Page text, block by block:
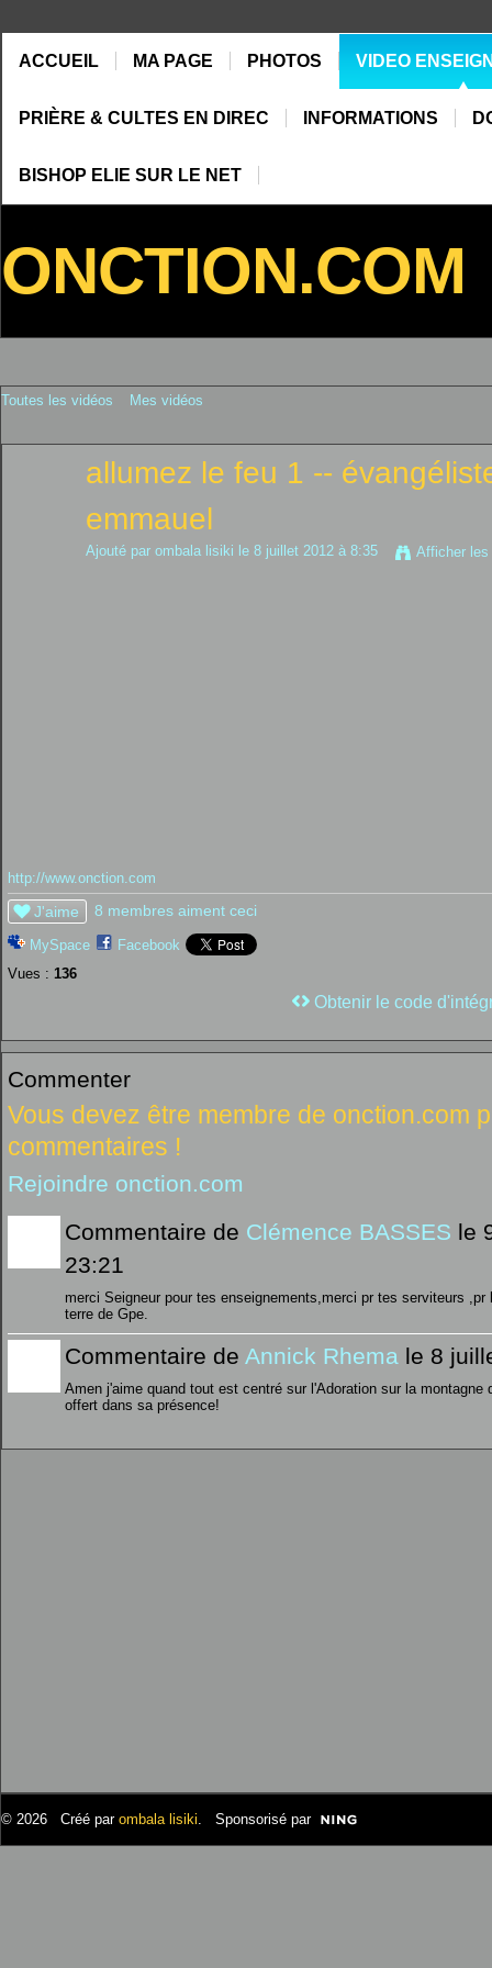
ACCUEIL MA PAGE PHOTOS VIDEO
PRIÈRE & CULTES EN DIREC INFORMATIONS
BISHOP ELIE SUR LE NET
ONCTION.COM
Toutes les vidéos Mes vidéos
allumez le feu 1 --
emmauel
Ajouté par ombala lisiki le 8 juillet 2012 à 8:35 Afficher les
http://www.onction.com
J'aime 8 membres aiment ceci
MySpace
Facebook
Vues : 136
Obtenir le code
Commenter
Vous devez être membre de onction.com
commentaires !
Rejoindre onction.com
Commentaire de Clémence BASSES le
23:21
merci Seigneur pour tes enseignements,merci pr tes serviteurs ,pr
terre de Gpe.
Commentaire de Annick Rhema le 8
Amen j'aime quand tout est centré sur l'Adoration sur la
offert dans sa présence!
© 2026 Créé par ombala lisiki. Sponsorisé par